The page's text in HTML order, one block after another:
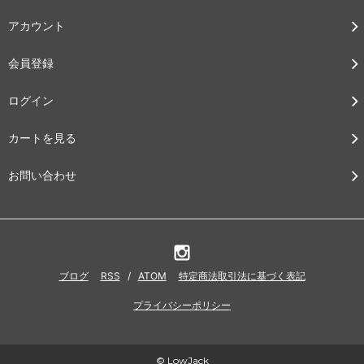
アカウント
会員登録
ログイン
カートを見る
お問い合わせ
ブログ RSS / ATOM 特定商法取引法に基づく表記
プライバシーポリシー
© LowJack